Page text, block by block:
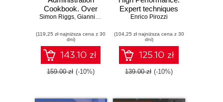
Cookbook. Over
165 effective
database
management and
maintenance in
PostgreSQL 10 -
Fourth Edition
Simon Riggs, Gianni Ciolli
(119,25 zł najniższa cena z 30
dni)
143.10 zł
159.00 zł (-10%)
Expert techniques
for query
availability, and
efficient database
maintenance -
Third Edition
Enrico Pirozzi
(104,25 zł najniższa cena z 30
dni)
125.10 zł
139.00 zł (-10%)